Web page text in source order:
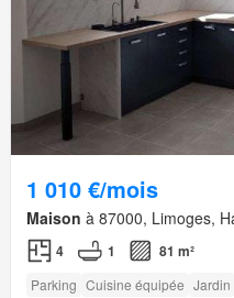
1 010 €/mois
Maison à 87000, Limoges,
4 1 81 m²
Parking Cuisine équipée Jardin